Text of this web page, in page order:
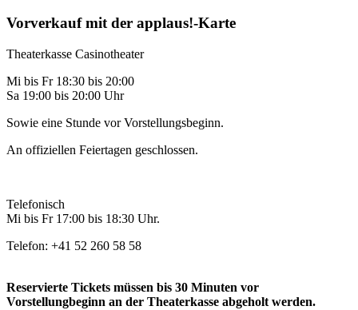
Vorverkauf mit der applaus!-Karte
Theaterkasse Casinotheater
Mi bis Fr 18:30 bis 20:00
Sa 19:00 bis 20:00 Uhr
Sowie eine Stunde vor Vorstellungsbeginn.
An offiziellen Feiertagen geschlossen.
Telefonisch
Mi bis Fr 17:00 bis 18:30 Uhr.
Telefon: +41 52 260 58 58
Reservierte Tickets müssen bis 30 Minuten vor
Vorstellungbeginn an der Theaterkasse abgeholt werden.